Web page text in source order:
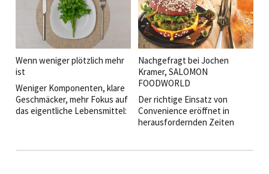
bieten Küchenchefs Raum für
Kreativität. Welche Ideen
sorgen derzeit auf den Tellern
und Büfetts für
Aufmerksamkeit?
erwartet.
Wenn weniger plötzlich mehr
ist
Weniger Komponenten, klare
Geschmäcker, mehr Fokus auf
das eigentliche Lebensmittel:
Nachgefragt bei Jochen
Kramer, SALOMON
FOODWORLD
Der richtige Einsatz von
Convenience eröffnet in
herausfordernden Zeiten